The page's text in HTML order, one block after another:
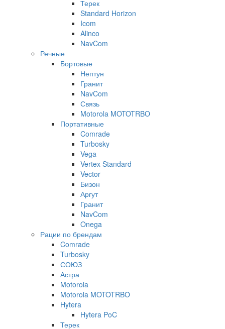
Терек
Standard Horizon
Icom
Alinco
NavCom
Речные
Бортовые
Нептун
Гранит
NavCom
Связь
Motorola MOTOTRBO
Портативные
Comrade
Turbosky
Vega
Vertex Standard
Vector
Бизон
Аргут
Гранит
NavCom
Onega
Рации по брендам
Comrade
Turbosky
СОЮЗ
Астра
Motorola
Motorola MOTOTRBO
Hytera
Hytera PoC
Терек